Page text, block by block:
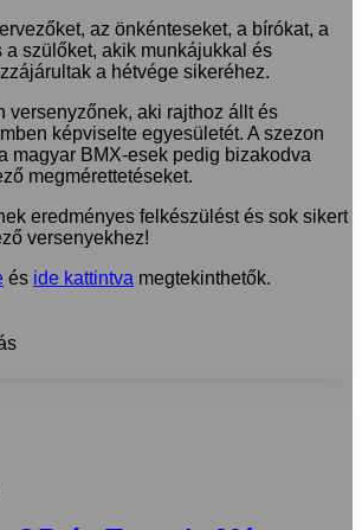
az önkénteseket, a bírókat, a
a szülőket, akik munkájukkal és
a hétvége sikeréhez.
versenyzőnek, aki rajthoz állt és
képviselte egyesületét. A szezon
magyar BMX-esek pedig bizakodva
megmérettetéseket.
eredményes felkészülést és sok sikert
versenyekhez!
és ide kattintva megtekinthetők.